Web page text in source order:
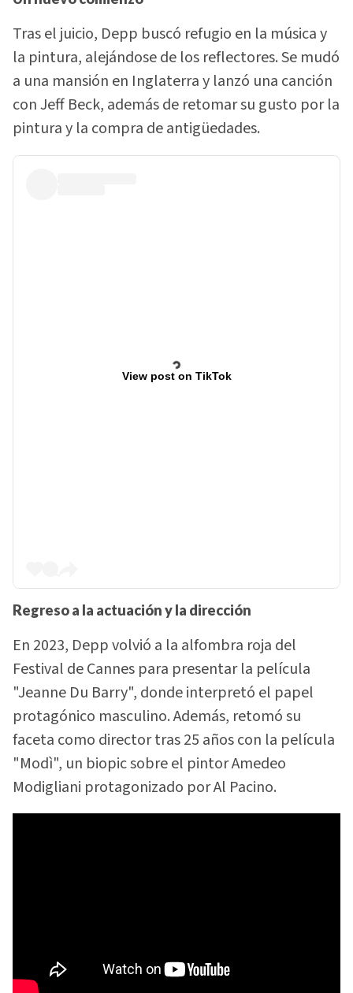
Tras el juicio, Depp buscó refugio en la música y
la pintura, alejándose de los reflectores. Se mudó
a una mansión en Inglaterra y lanzó una canción
con Jeff Beck, además de retomar su gusto por la
pintura y la compra de antigüedades.
View post on TikTok
Regreso a la actuación y la dirección
En 2023, Depp volvió a la alfombra roja del
Festival de Cannes para presentar la película
"Jeanne Du Barry", donde interpretó el papel
protagónico masculino. Además, retomó su
faceta como director tras 25 años con la película
"Modì", un biopic sobre el pintor Amedeo
Modigliani protagonizado por Al Pacino.